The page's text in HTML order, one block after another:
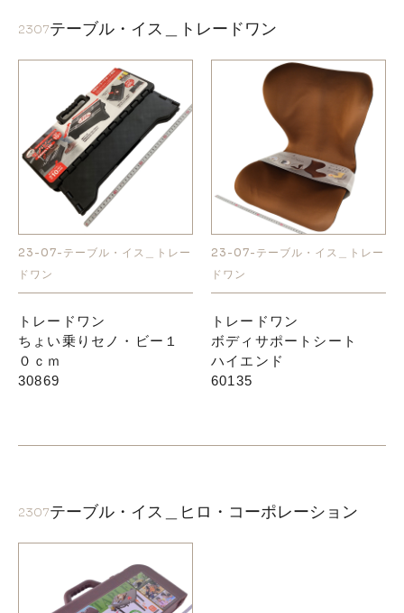
2307テーブル・イス＿トレードワン
23-07-テーブル・イス＿トレー
ドワン
トレードワン
ちょい乗りセノ・ビー１
０ｃｍ
30869
23-07-テーブル・イス＿トレー
ドワン
トレードワン
ボディサポートシート
ハイエンド
60135
2307テーブル・イス＿ヒロ・コーポレーション